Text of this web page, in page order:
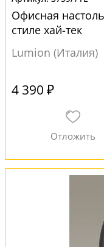
Офисная
стиле хай-тек
Lumion (Италия)
4 390 ₽